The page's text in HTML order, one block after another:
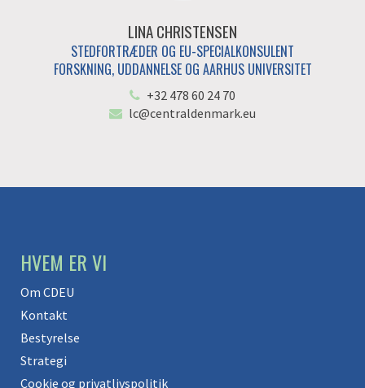
LINA CHRISTENSEN
STEDFORTRÆDER OG EU-SPECIALKONSULENT
FORSKNING, UDDANNELSE OG AARHUS UNIVERSITET
+32 478 60 24 70
lc@centraldenmark.eu
HVEM ER VI
Om CDEU
Kontakt
Bestyrelse
Strategi
Cookie og privatlivspolitik